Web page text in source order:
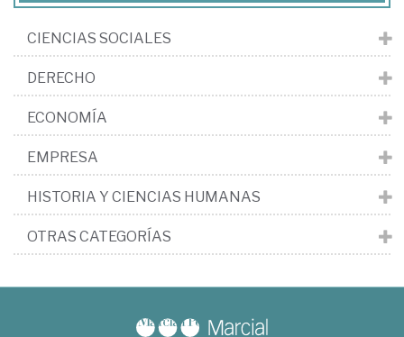
CIENCIAS SOCIALES
DERECHO
ECONOMÍA
EMPRESA
HISTORIA Y CIENCIAS HUMANAS
OTRAS CATEGORÍAS